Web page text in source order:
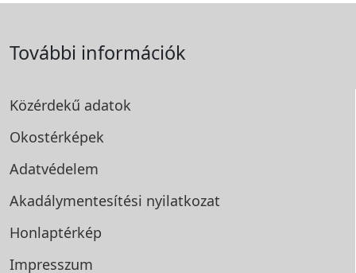
További információk
Közérdekű adatok
Okostérképek
Adatvédelem
Akadálymentesítési nyilatkozat
Honlaptérkép
Impresszum